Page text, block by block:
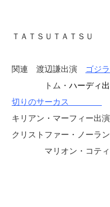
ＴＡＴＳＵＴＡＴＳＵ
関連 渡辺謙出演
ゴジラ
トム・ ハーディ
切りのサーカス
キリアン・マーフィー出
クリストファー・ノー
マリオン・コテ